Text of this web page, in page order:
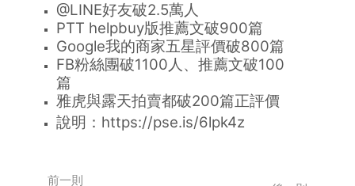
@LINE好友破2.5萬人
PTT helpbuy版推薦文破900篇
Google我的商家五星評價破800篇
FB粉絲團破1100人、推薦文破100
篇
雅虎與露天拍賣都破200篇正評價
說明： https://pse.is/6lpk4z
前一則